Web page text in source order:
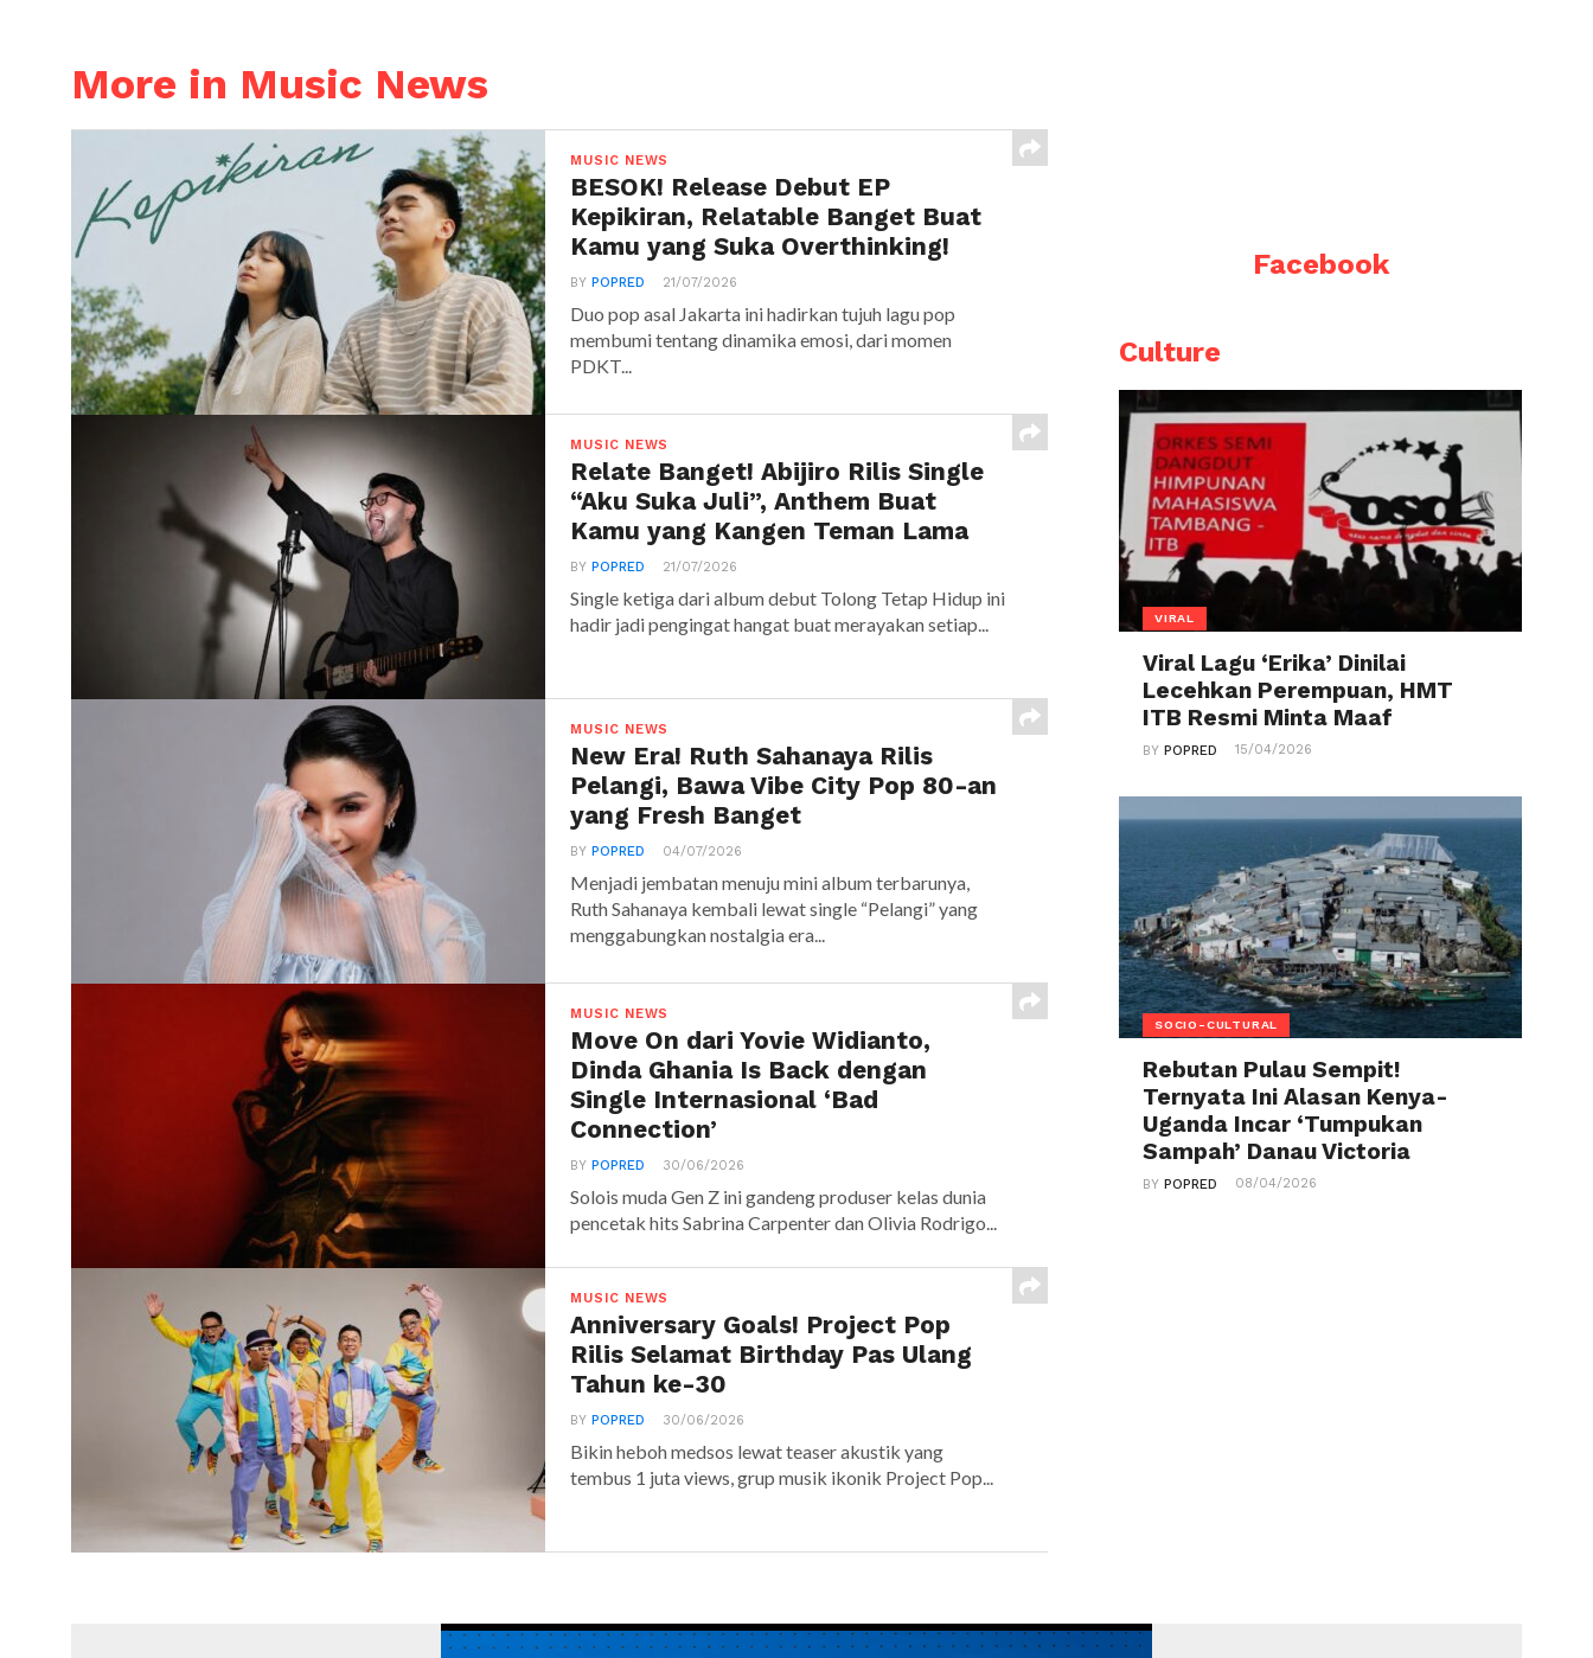
More in Music News
MUSIC NEWS
BESOK! Release Debut EP
Kepikiran, Relatable Banget Buat
Kamu yang Suka Overthinking!
BYPOPRED 21/07/2026
Duo pop asal Jakarta ini hadirkan tujuh lagu pop
membumi tentang dinamika emosi, dari momen
PDKT...
MUSIC NEWS
Relate Banget! Abijiro Rilis Single
“Aku Suka Juli”, Anthem Buat
Kamu yang Kangen Teman Lama
BYPOPRED 21/07/2026
Single ketiga dari album debut Tolong Tetap Hidup ini
hadir jadi pengingat hangat buat merayakan setiap...
MUSIC NEWS
New Era! Ruth Sahanaya Rilis
Pelangi, Bawa Vibe City Pop 80-an
yang Fresh Banget
BYPOPRED 04/07/2026
Menjadi jembatan menuju mini album terbarunya,
Ruth Sahanaya kembali lewat single “Pelangi” yang
menggabungkan nostalgia era...
MUSIC NEWS
Move On dari Yovie Widianto,
Dinda Ghania Is Back dengan
Single Internasional ‘Bad
Connection’
BYPOPRED 30/06/2026
Solois muda Gen Z ini gandeng produser kelas dunia
pencetak hits Sabrina Carpenter dan Olivia Rodrigo...
MUSIC NEWS
Anniversary Goals! Project Pop
Rilis Selamat Birthday Pas Ulang
Tahun ke-30
BYPOPRED 30/06/2026
Bikin heboh medsos lewat teaser akustik yang
tembus 1 juta views, grup musik ikonik Project Pop...
Facebook
Culture
VIRAL
Viral Lagu ‘Erika’ Dinilai
Lecehkan Perempuan, HMT
ITB Resmi Minta Maaf
BYPOPRED 15/04/2026
SOCIO-CULTURAL
Rebutan Pulau Sempit!
Ternyata Ini Alasan Kenya-
Uganda Incar ‘Tumpukan
Sampah’ Danau Victoria
BYPOPRED 08/04/2026